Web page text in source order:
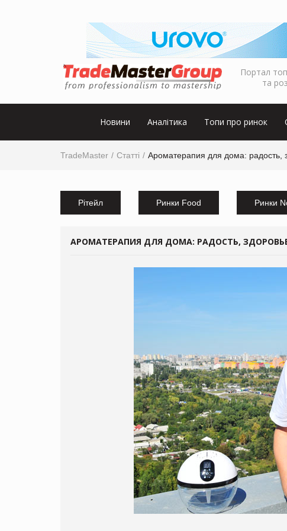
Портал
та
Новини Аналітика Топи про ринок
TradeMaster Статті Ароматерапия для дома: радость,
Рітейл Ринки Food Ринки
АРОМАТЕРАПИЯ ДЛЯ ДОМА: РАДОСТЬ,